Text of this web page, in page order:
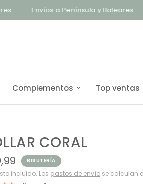
Envíos a Península y Baleares
Complementos Top ventas
CORAL
BISUTERÍA
incluido. Los gastos de envío se calculan